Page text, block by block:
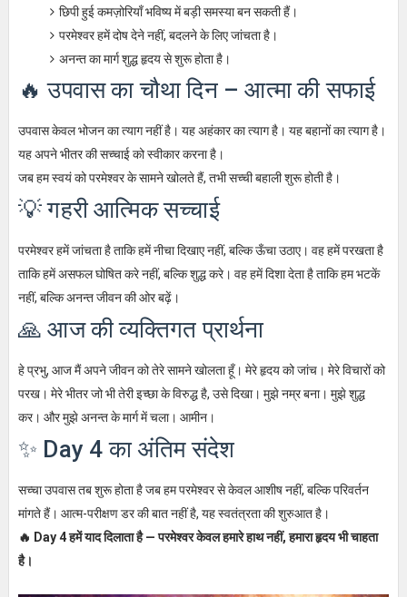
छिपी हुई कमज़ोरियाँ भविष्य में बड़ी समस्या बन सकती हैं।
परमेश्वर हमें दोष देने नहीं, बदलने के लिए जांचता है।
अनन्त का मार्ग शुद्ध हृदय से शुरू होता है।
🔥 उपवास का चौथा दिन – आत्मा की सफाई
उपवास केवल भोजन का त्याग नहीं है। यह अहंकार का त्याग है। यह बहानों का त्याग है।
यह अपने भीतर की सच्चाई को स्वीकार करना है।
जब हम स्वयं को परमेश्वर के सामने खोलते हैं, तभी सच्ची बहाली शुरू होती है।
💡 गहरी आत्मिक सच्चाई
परमेश्वर हमें जांचता है ताकि हमें नीचा दिखाए नहीं, बल्कि ऊँचा उठाए। वह हमें परखता है
ताकि हमें असफल घोषित करे नहीं, बल्कि शुद्ध करे। वह हमें दिशा देता है ताकि हम भटकें
नहीं, बल्कि अनन्त जीवन की ओर बढ़ें।
🙏 आज की व्यक्तिगत प्रार्थना
हे प्रभु, आज मैं अपने जीवन को तेरे सामने खोलता हूँ। मेरे हृदय को जांच। मेरे विचारों को
परख। मेरे भीतर जो भी तेरी इच्छा के विरुद्ध है, उसे दिखा। मुझे नम्र बना। मुझे शुद्ध
कर। और मुझे अनन्त के मार्ग में चला। आमीन।
✨ Day 4 का अंतिम संदेश
सच्चा उपवास तब शुरू होता है जब हम परमेश्वर से केवल आशीष नहीं, बल्कि परिवर्तन
मांगते हैं। आत्म-परीक्षण डर की बात नहीं है, यह स्वतंत्रता की शुरुआत है।
🔥 Day 4 हमें याद दिलाता है — परमेश्वर केवल हमारे हाथ नहीं, हमारा हृदय भी चाहता
है।